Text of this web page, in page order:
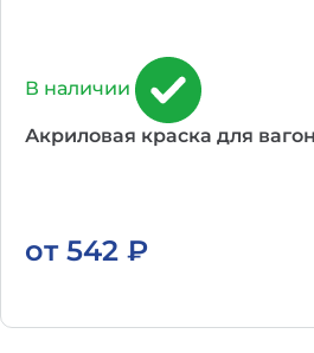
В наличии
Акриловая краска для
от 542 ₽